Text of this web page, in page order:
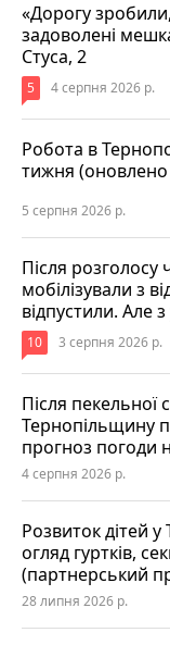
«Дорогу
задоволені
Стуса, 2
5 4 серпня 2026 р.
Робота в
тижня
5 серпня 2026 р.
Після розголосу
мобілізували з
відпустили. Але
10 3 серпня 2026 р.
Після пекельної
Тернопільщину
прогноз погоди
4 серпня 2026 р.
Розвиток дітей
огляд гуртків,
(партнерський
28 липня 2026 р.